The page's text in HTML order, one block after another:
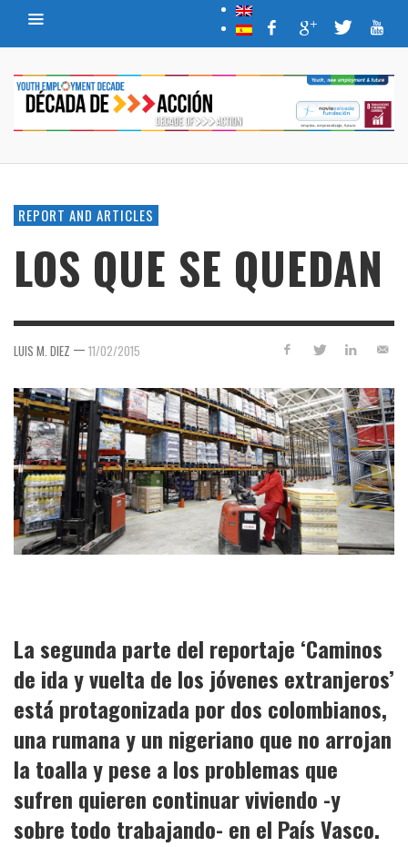
REPORT AND ARTICLES
LOS QUE SE QUEDAN
LUIS M. DIEZ — 11/02/2015
La segunda parte del reportaje ‘Caminos
de ida y vuelta de los jóvenes extranjeros’
está protagonizada por dos colombianos,
una rumana y un nigeriano que no arrojan
la toalla y pese a los problemas que
sufren quieren continuar viviendo -y
sobre todo trabajando- en el País Vasco.